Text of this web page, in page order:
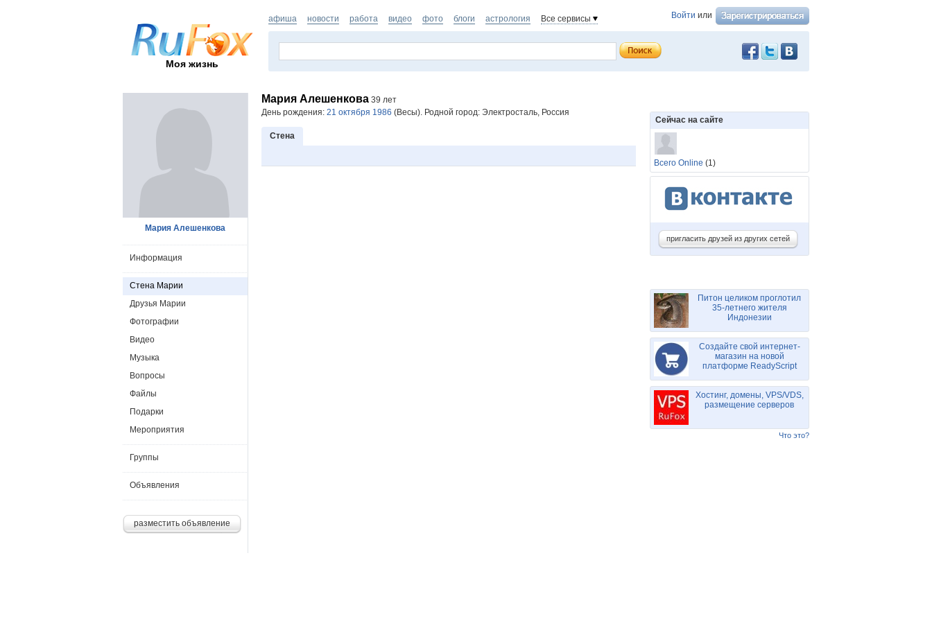
Моя жизнь
Войти или
афиша новости работа видео фото блоги астрология Все сервисы
Мария Алешенкова 39 лет
День рождения: 21 октября 1986 (Весы). Родной город: Электросталь, Россия
Стена
Мария Алешенкова
Информация
Стена Марии
Друзья Марии
Фотографии
Видео
Музыка
Вопросы
Файлы
Подарки
Мероприятия
Группы
Объявления
разместить объявление
Сейчас на сайте
Всего Online (1)
пригласить друзей из других сетей
Питон целиком проглотил
35-летнего жителя
Индонезии
Создайте свой интернет-
магазин на новой
платформе ReadyScript
Хостинг, домены, VPS/VDS,
размещение серверов
Что это?